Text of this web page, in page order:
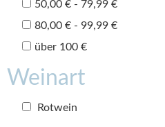
50,00 € - 79,99 €
80,00 € - 99,99 €
über 100 €
Weinart
Rotwein